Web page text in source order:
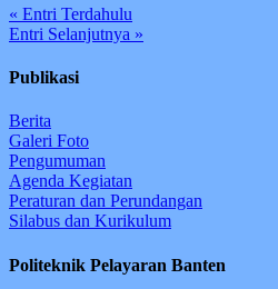
« Entri Terdahulu
Entri Selanjutnya »
Publikasi
Berita
Galeri Foto
Pengumuman
Agenda Kegiatan
Peraturan dan Perundangan
Silabus dan Kurikulum
Politeknik Pelayaran Banten